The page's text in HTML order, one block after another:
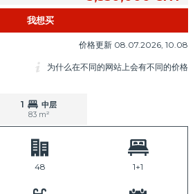
我想买
价格更新 08.07.2026, 10.08
为什么在不同的网站上会有不同的价格
1
中层
83 m²
48 1+1